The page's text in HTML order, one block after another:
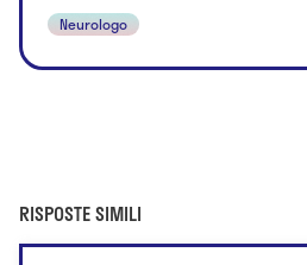
Neurologo
RISPOSTE SIMILI